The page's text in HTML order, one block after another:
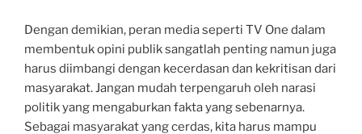
Dengan demikian, peran media seperti TV One dalam
membentuk opini publik sangatlah penting namun juga
harus diimbangi dengan kecerdasan dan kekritisan dari
masyarakat. Jangan mudah terpengaruh oleh narasi
politik yang mengaburkan fakta yang sebenarnya.
Sebagai masyarakat yang cerdas, kita harus mampu